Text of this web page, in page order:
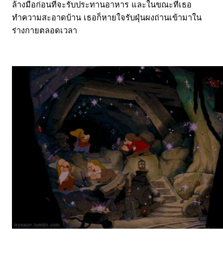
ล้างมือก่อนที่จะรับประทานอาหาร และในขณะที่เธอ
ทำความสะอาดบ้าน เธอก็หายใจรับฝุ่นผงถ่านเข้ามาใน
ร่างกายตลอดเวลา